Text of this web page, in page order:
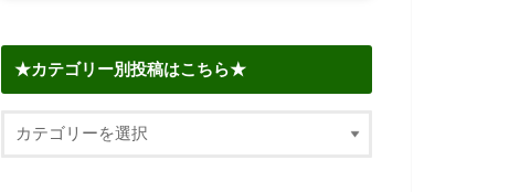
★カテゴリー別投稿はこちら★